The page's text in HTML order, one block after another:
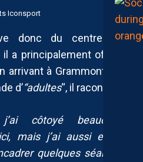
Iconsport
donc du centre de
a principalement officié
à Grammont, il a
d’“adultes“, il raconte :
côtoyé beaucoup
mais j’ai aussi eu la
quelques séances